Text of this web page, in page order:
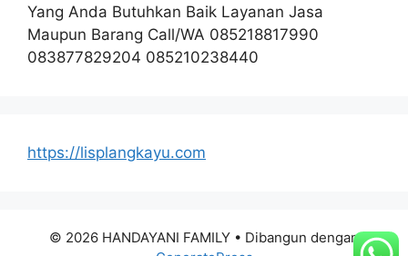
Yang Anda Butuhkan Baik Layanan Jasa
Maupun Barang Call/WA 085218817990
083877829204 085210238440
https://lisplangkayu.com
© 2026 HANDAYANI FAMILY • Dibangun dengan